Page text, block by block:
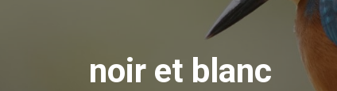
noir et blanc